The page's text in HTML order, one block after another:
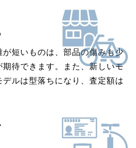
短いものは、部品の傷みも少
待できます。また、新しいモ
ルは型落ちになり、査定額は